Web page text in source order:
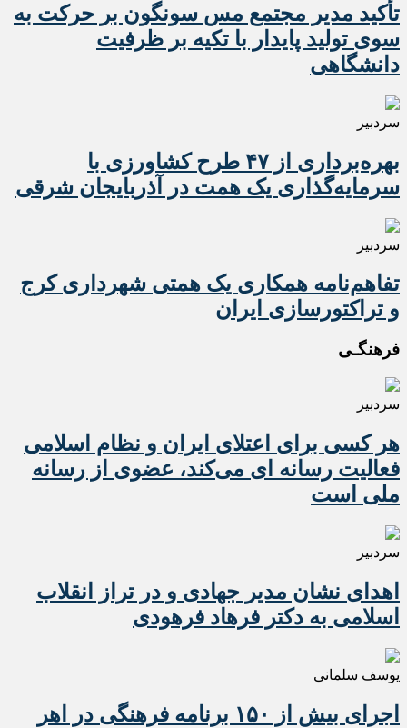
تأکید مدیر مجتمع مس سونگون بر حرکت به
سوی تولید پایدار با تکیه بر ظرفیت
دانشگاهی
سردبیر
بهره‌برداری از ۴۷ طرح کشاورزی با
سرمایه‌گذاری یک همت در آذربایجان شرقی
سردبیر
تفاهم‌نامه همکاری یک همتی شهرداری کرج
و تراکتورسازی ایران
فرهنگـی
سردبیر
هر کسی برای اعتلای ایران و نظام اسلامی
فعالیت رسانه ای می‌کند، عضوی از رسانه
ملی است
سردبیر
اهدای نشان مدیر جهادی و در تراز انقلاب
اسلامی به دکتر فرهاد فرهودی
یوسف سلمانی
اجرای بیش از ۱۵۰ برنامه فرهنگی در اهر